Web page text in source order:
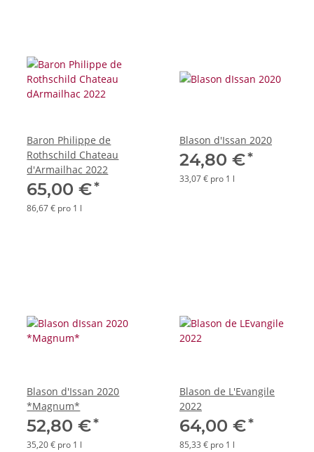
Baron Philippe de
Rothschild Chateau
d'Armailhac 2022
65,00 €*
86,67 € pro 1 l
Blason d'Issan 2020
24,80 €*
33,07 € pro 1 l
Blason d'Issan 2020
*Magnum*
52,80 €*
35,20 € pro 1 l
Blason de L'Evangile
2022
64,00 €*
85,33 € pro 1 l